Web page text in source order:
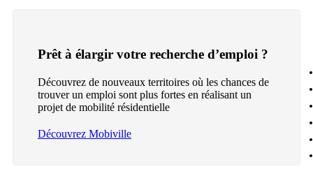
Prêt à élargir votre recherche d’emploi ?
Découvrez de nouveaux territoires où les chances de
trouver un emploi sont plus fortes en réalisant un
projet de mobilité résidentielle
Découvrez Mobiville